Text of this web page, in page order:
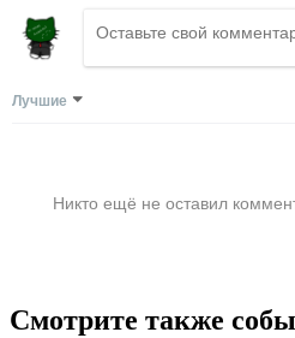
Лучшие
Никто ещё не оставил
Смотрите также